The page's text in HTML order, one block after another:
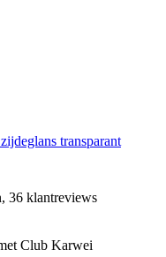
transparant
36 klantreviews
Club Karwei